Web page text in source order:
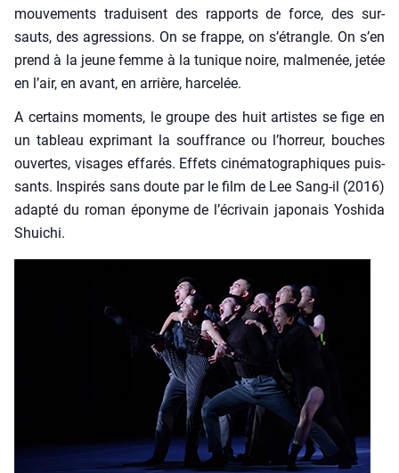
mou­ve­ments tra­duisent des rap­ports de force, des sur­
sauts, des agres­sions. On se frappe, on s’étrangle. On s’en
prend à la jeune femme à la tunique noire, mal­me­née, jetée
en l’air, en avant, en arrière, har­ce­lée.
A cer­tains moments, le groupe des huit artistes se fige en
un tableau expri­mant la souf­france ou l’horreur, bouches
ouvertes, visages effa­rés. Effets ciné­ma­to­gra­phiques puis­
sants. Ins­pi­rés sans doute par le film de Lee Sang-il (2016)
adap­té du roman épo­nyme de l’écrivain japo­nais Yoshi­da
Shui­chi.